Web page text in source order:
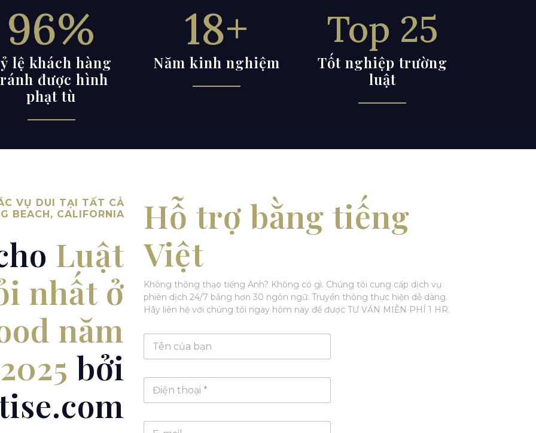
96%
lệ khách hàng
được hình
phạt tù
18+
Năm kinh nghiệm
Top 25
Tốt nghiệp trường
luật
VỤ DUI TẠI TẤT CẢ
BEACH, CALIFORNIA
Luật
nhất ở
năm
2025 bởi
Hỗ trợ bằng tiếng
Việt
Không thông thạo tiếng Anh? Không có gì. Chúng tôi cung cấp dịch vụ
phiên dịch 24/7 bằng hơn 30 ngôn ngữ. Truyền thông thực hiện dễ dàng.
Hãy liên hệ với chúng tôi ngay hôm nay để được TƯ VẤN MIỄN PHÍ 1 HR.
T
n
Đ
ệ
E